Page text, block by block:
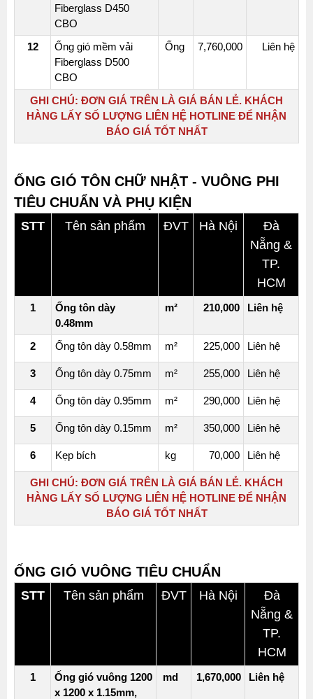
Fiberglass D450
CBO
12
Ống gió mềm vải
Fiberglass D500
CBO
Ống 7,760,000 Liên hệ
GHI CHÚ: ĐƠN GIÁ TRÊN LÀ GIÁ BÁN LẺ. KHÁCH
HÀNG LẤY SỐ LƯỢNG LIÊN HỆ HOTLINE ĐỂ NHẬN
BÁO GIÁ TỐT NHẤT
ỐNG GIÓ TÔN CHỮ NHẬT - VUÔNG PHI
TIÊU CHUẨN VÀ PHỤ KIỆN
STT Tên sản phẩm ĐVT Hà Nội
Đà
Nẵng &
TP.
HCM
1
Ống tôn dày
0.48mm
m² 210,000 Liên hệ
2 Ống tôn dày 0.58mm m² 225,000 Liên hệ
3 Ống tôn dày 0.75mm m² 255,000 Liên hệ
4 Ống tôn dày 0.95mm m² 290,000 Liên hệ
5 Ống tôn dày 0.15mm m² 350,000 Liên hệ
6 Kẹp bích kg 70,000 Liên hệ
GHI CHÚ: ĐƠN GIÁ TRÊN LÀ GIÁ BÁN LẺ. KHÁCH
HÀNG LẤY SỐ LƯỢNG LIÊN HỆ HOTLINE ĐỂ NHẬN
BÁO GIÁ TỐT NHẤT
ỐNG GIÓ VUÔNG TIÊU CHUẨN
STT Tên sản phẩm ĐVT Hà Nội
Đà
Nẵng &
TP.
HCM
1
Ống gió vuông 1200
x 1200 x 1.15mm,
md 1,670,000 Liên hệ